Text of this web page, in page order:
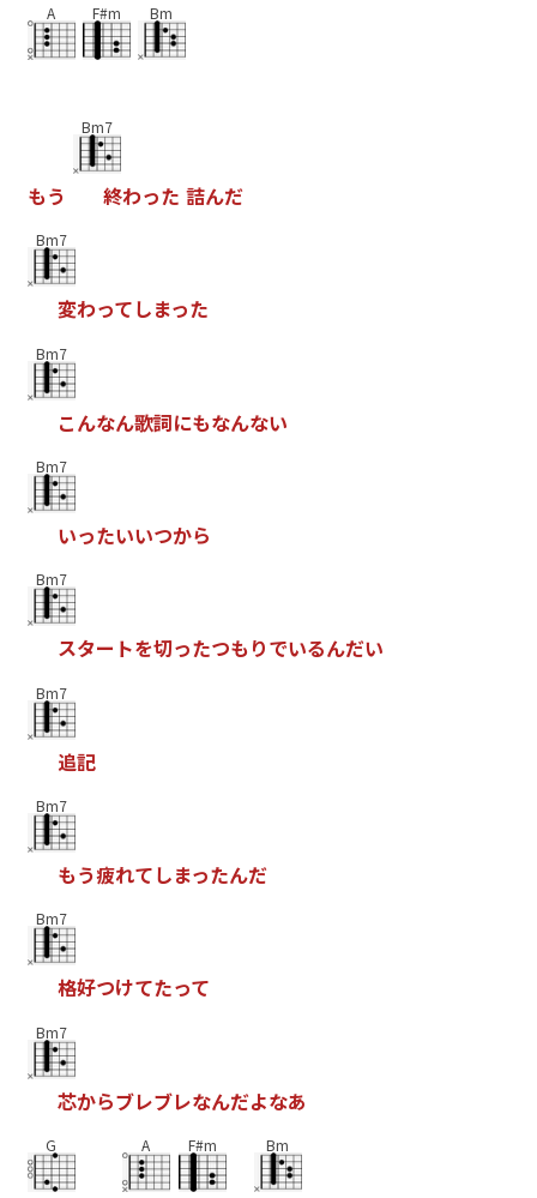
A F#m Bm
もう
Bm7
終わった 詰んだ
Bm7
変わってしまった
Bm7
こんなん歌詞にもなんない
Bm7
いったいいつから
Bm7
スター トを切ったつもりでいるんだい
Bm7
追記
Bm7
もう疲れてしまったんだ
Bm7
格好つけてたって
Bm7
芯からブレブレなんだよなあ
G A F#m Bm